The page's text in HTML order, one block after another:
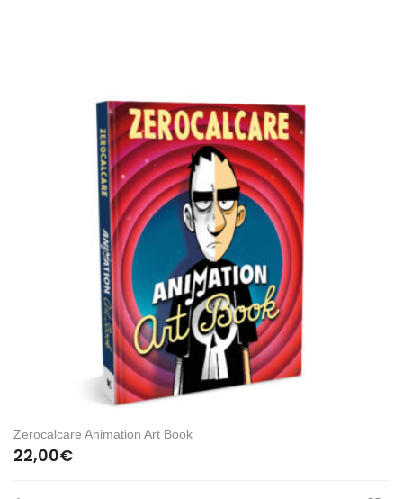
Zerocalcare Animation Art Book
22,00€